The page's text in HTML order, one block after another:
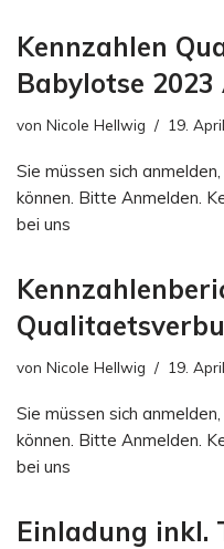
Kennzahlen
Babylotse
von Nicole Hellwig 19.
Sie müssen sich
können. Bitte Anmelden.
bei uns
von Nicole Hellwig 19.
Sie müssen sich
können. Bitte Anmelden.
bei uns
Einladung inkl.